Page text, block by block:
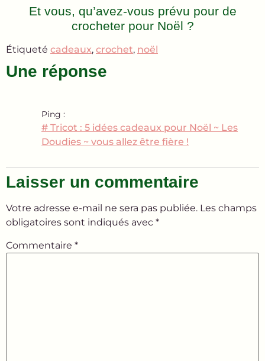
Et vous, qu’avez-vous prévu pour de
crocheter pour Noël ?
Étiqueté cadeaux, crochet, noël
Une réponse
Ping :
# Tricot : 5 idées cadeaux pour Noël ~ Les
Doudies ~ vous allez être fière !
Laisser un commentaire
Votre adresse e-mail ne sera pas publiée. Les champs
obligatoires sont indiqués avec *
Commentaire *